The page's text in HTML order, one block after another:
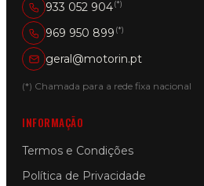
933 052 904(*)
969 950 899 (*)
geral@motorin.pt
(*) Chamada para a rede fixa nacional
INFORMAÇÃO
Termos e Condições
Política de Privacidade